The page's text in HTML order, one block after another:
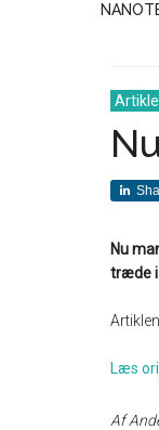
Nu
træde i
Læs
Af